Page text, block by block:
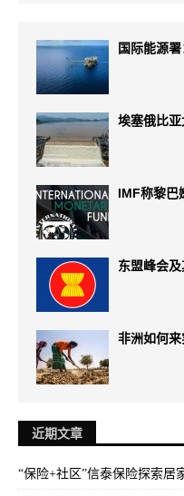
国际能源
埃塞俄比
IMF称黎巴
东盟峰会
非洲如何
近期文章
“保险+社区”信泰保险探索居